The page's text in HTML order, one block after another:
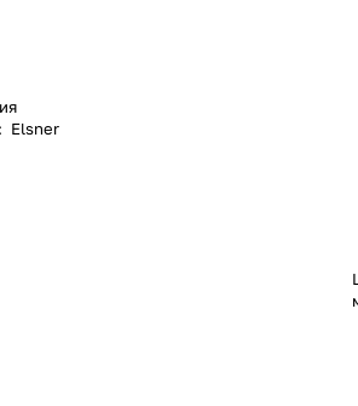
: Elsner